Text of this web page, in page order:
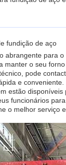
fundição de aço
abrangente para
manter o seu
pode
e conveniente.
estão
funcionários
o melhor serviço